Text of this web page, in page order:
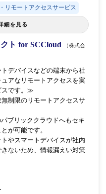
リモートアクセスサービス
細を見る
ト for SCCloud
（株式会
デバイスなどの端末から社
アなリモートアクセスを実
スです。≫
制限のリモートアクセスサ
ブリッククラウドへもセキ
が可能です。
やスマートデバイスが社内
ないため、情報漏えい対策